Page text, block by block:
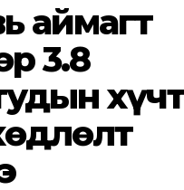
аймагт
3.8